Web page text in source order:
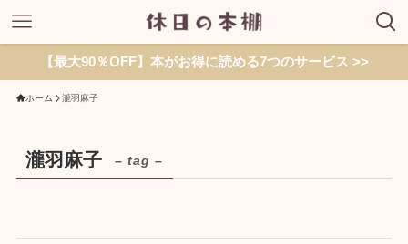
【最大90％OFF】本がお得に読める7つのサービス >>
ホーム 瀧羽麻子
瀧羽麻子 – tag –